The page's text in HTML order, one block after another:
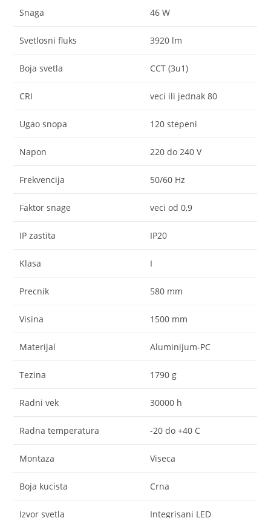
Snaga
46 W
Svetlosni fluks 3920 lm
Boja svetla CCT (3u1)
CRI veci ili jednak 80
Ugao snopa 120 stepeni
Napon 220 do 240 V
Frekvencija 50/60 Hz
Faktor snage veci od 0,9
IP zastita IP20
Klasa I
Precnik 580 mm
Visina 1500 mm
Materijal Aluminijum-PC
Tezina 1790 g
Radni vek 30000 h
Radna temperatura -20 do +40 C
Montaza Viseca
Boja kucista Crna
Izvor svetla Integrisani LED